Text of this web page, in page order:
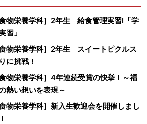
食物栄養学科］2年生 給食管理実習Ⅰ「学
習」
食物栄養学科］2年生 スイートピクルス
に挑戦！
食物栄養学科］4年連続受賞の快挙！～福
熱い想いを表現～
食物栄養学科］新入生歓迎会を開催しまし